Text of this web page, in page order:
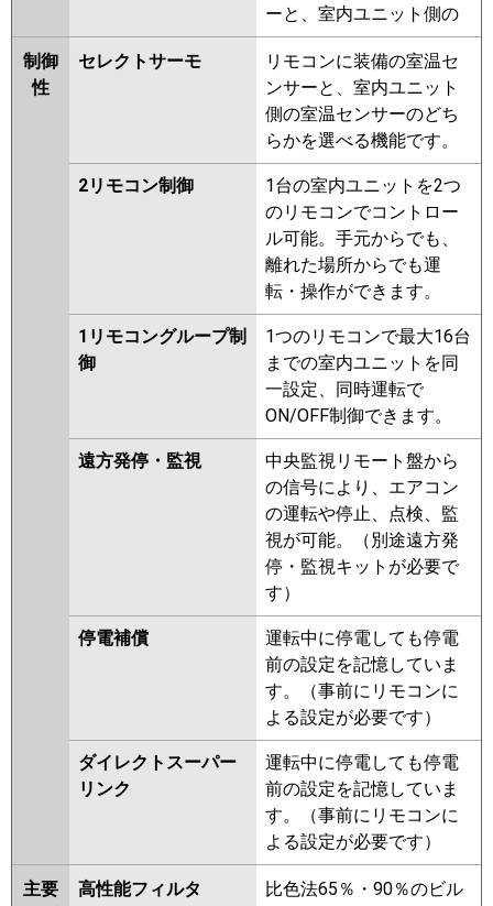
ーと、室内ユニット側の
制御
性
セレクトサーモ
リモコンに装備の室温セ
ンサーと、室内ユニット
側の室温センサーのどち
らかを選べる機能です。
2リモコン制御
1台の室内ユニットを2つ
のリモコンでコントロー
ル可能。手元からでも、
離れた場所からでも運
転・操作ができます。
1リモコングループ制
御
1つのリモコンで最大16台
までの室内ユニットを同
一設定、同時運転で
ON/OFF制御できます。
遠方発停・監視
中央監視リモート盤から
の信号により、エアコン
の運転や停止、点検、監
視が可能。（別途遠方発
停・監視キットが必要で
す）
停電補償
運転中に停電しても停電
前の設定を記憶していま
す。（事前にリモコンに
よる設定が必要です）
ダイレクトスーパー
リンク
運転中に停電しても停電
前の設定を記憶していま
す。（事前にリモコンに
よる設定が必要です）
主要
高性能フィルタ
比色法65％・90％のビル